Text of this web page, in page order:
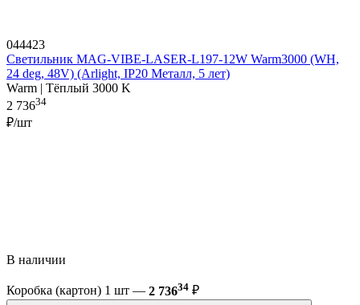
044423
Светильник MAG-VIBE-LASER-L197-12W Warm3000 (WH,
24 deg, 48V) (Arlight, IP20 Металл, 5 лет)
Warm | Тёплый 3000 K
2 73634
₽/шт
В наличии
Коробка (картон) 1 шт — 2 73634 ₽